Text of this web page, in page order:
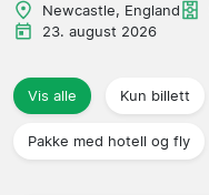
Ligaer
Reisebyråer
Newcastle, England
23. august 2026
Vis alle Kun billett
Pakke med hotell og fly